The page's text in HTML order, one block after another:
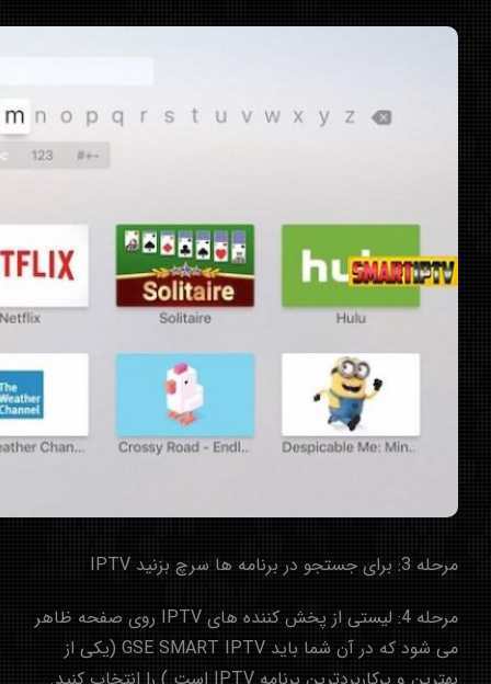
مرحله 3: برای جستجو در برنامه ها سرچ بزنید IPTV
مرحله 4: لیستی از پخش کننده های IPTV روی صفحه ظاهر
می شود که در آن شما باید GSE SMART IPTV (یکی از